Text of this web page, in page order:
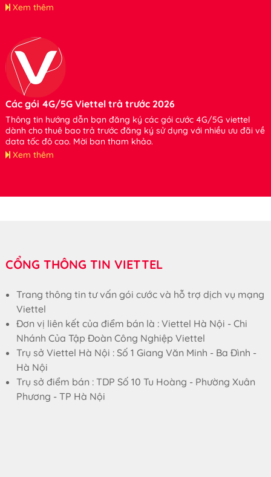
Xem thêm
Các gói 4G/5G Viettel trả trước 2026
Thông tin hướng dẫn bạn đăng ký các gói cước 4G/5G viettel
dành cho thuê bao trả trước đăng ký sử dụng với nhiều ưu đãi về
data tốc độ cao. Mời bạn tham khảo.
Xem thêm
CỔNG THÔNG TIN VIETTEL
Trang thông tin tư vấn gói cước và hỗ trợ dịch vụ mạng
Viettel
Đơn vị liên kết của điểm bán là : Viettel Hà Nội - Chi
Nhánh Của Tập Đoàn Công Nghiệp Viettel
Trụ sở Viettel Hà Nội : Số 1 Giang Văn Minh - Ba Đình -
Hà Nội
Trụ sở điểm bán : TDP Số 10 Tu Hoàng - Phường Xuân
Phương - TP Hà Nội